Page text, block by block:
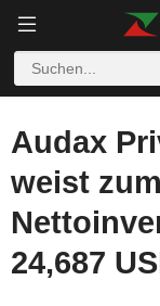
Audax
weist
24,687